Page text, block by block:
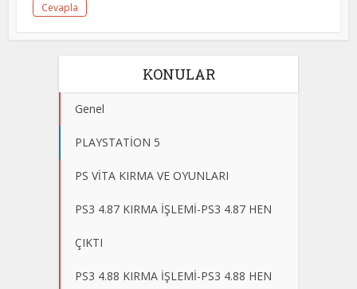
Cevapla
KONULAR
Genel
PLAYSTATİON 5
PS VİTA KIRMA VE OYUNLARI
PS3 4.87 KIRMA İŞLEMİ-PS3 4.87 HEN
ÇIKTI
PS3 4.88 KIRMA İŞLEMİ-PS3 4.88 HEN